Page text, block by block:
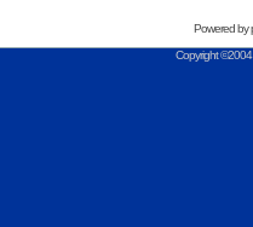
Powered by
Copyright ©2004